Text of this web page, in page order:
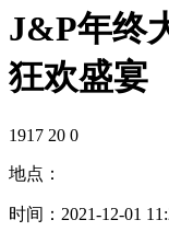
J&P年终
狂欢盛宴
1917 20 0
地点：
时间： 2021-12-01